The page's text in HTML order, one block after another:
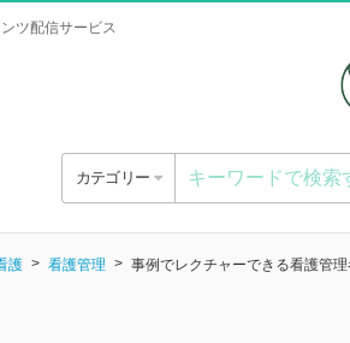
ツ配信サービス
カテゴリー
護 看護管理 事例でレクチャーできる看護管